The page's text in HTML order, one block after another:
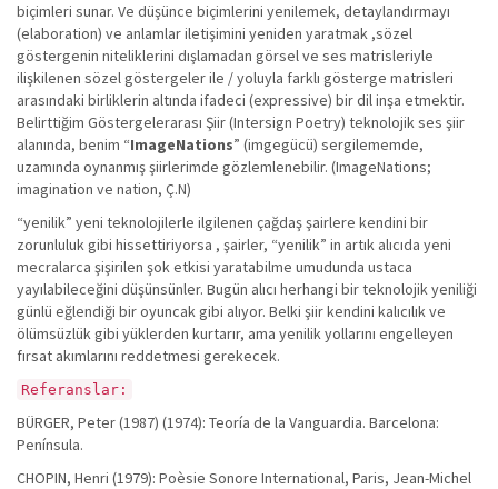
biçimleri sunar. Ve düşünce biçimlerini yenilemek, detaylandırmayı
(elaboration) ve anlamlar iletişimini yeniden yaratmak ,sözel
göstergenin niteliklerini dışlamadan görsel ve ses matrisleriyle
ilişkilenen sözel göstergeler ile / yoluyla farklı gösterge matrisleri
arasındaki birliklerin altında ifadeci (expressive) bir dil inşa etmektir.
Belirttiğim Göstergelerarası Şiir (Intersign Poetry) teknolojik ses şiir
alanında, benim “ImageNations” (imgegücü) sergilememde,
uzamında oynanmış şiirlerimde gözlemlenebilir. (ImageNations;
imagination ve nation, Ç.N)
“yenilik” yeni teknolojilerle ilgilenen çağdaş şairlere kendini bir
zorunluluk gibi hissettiriyorsa , şairler, “yenilik” in artık alıcıda yeni
mecralarca şişirilen şok etkisi yaratabilme umudunda ustaca
yayılabileceğini düşünsünler. Bugün alıcı herhangi bir teknolojik yeniliği
günlü eğlendiği bir oyuncak gibi alıyor. Belki şiir kendini kalıcılık ve
ölümsüzlük gibi yüklerden kurtarır, ama yenilik yollarını engelleyen
fırsat akımlarını reddetmesi gerekecek.
Referanslar:
BÜRGER, Peter (1987) (1974): Teoría de la Vanguardia. Barcelona:
Península.
CHOPIN, Henri (1979): Poèsie Sonore International, Paris, Jean-Michel